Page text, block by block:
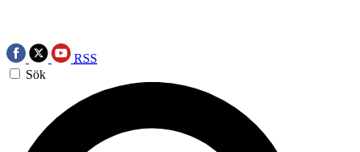
RSS
Sök